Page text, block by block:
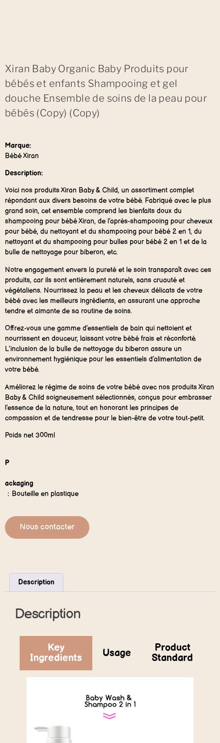
Xiran Baby Organic Baby Produits pour
bébés et enfants Shampooing et gel
douche Ensemble de soins de la peau pour
bébés (Copy) (Copy)
Marque:
Bébé Xiran
Description:
Voici nos produits Xiran Baby & Child, un assortiment complet
répondant aux divers besoins de votre bébé. Fabriqué avec le plus
grand soin, cet ensemble comprend les bienfaits doux du
shampooing pour bébé Xiran, de l’après-shampooing pour cheveux
pour bébé, du nettoyant et du shampooing pour bébé 2 en 1, du
nettoyant et du shampooing pour bulles pour bébé 2 en 1 et de la
bulle de nettoyage pour biberon, etc.
Notre engagement envers la pureté et le soin transparaît avec ces
produits, car ils sont entièrement naturels, sans cruauté et
végétaliens. Nourrissez la peau et les cheveux délicats de votre
bébé avec les meilleurs ingrédients, en assurant une approche
tendre et aimante de sa routine de soins.
Offrez-vous une gamme d’essentiels de bain qui nettoient et
nourrissent en douceur, laissant votre bébé frais et réconforté.
L’inclusion de la bulle de nettoyage du biberon assure un
environnement hygiénique pour les essentiels d’alimentation de
votre bébé.
Améliorez le régime de soins de votre bébé avec nos produits Xiran
Baby & Child soigneusement sélectionnés, conçus pour embrasser
l’essence de la nature, tout en honorant les principes de
compassion et de tendresse pour le bien-être de votre tout-petit.
Poids net 300ml
P
ackaging
：Bouteille en plastique
Nous contacter
Description
Description
Key
Ingredients
Usage
Product
Standard